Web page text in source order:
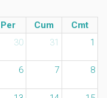
Per Cum
Cmt
30 31 1
6 7 8